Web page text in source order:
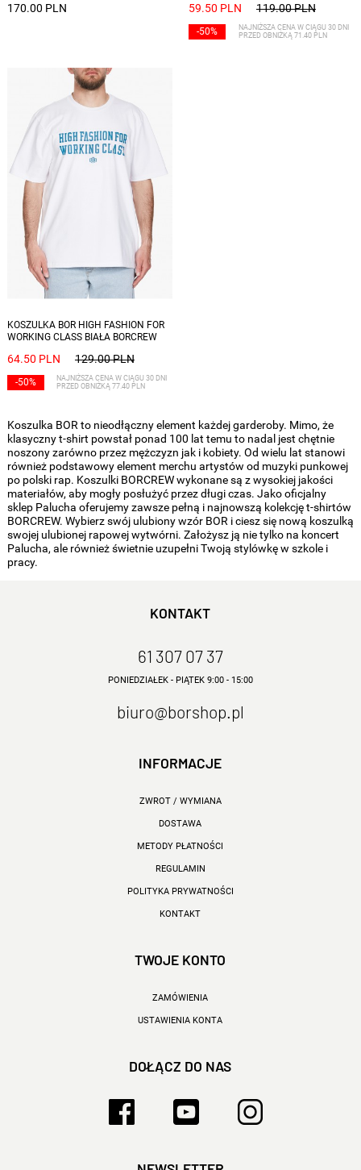
170.00 PLN 59.50 PLN 119.00 PLN
-50%
NAJNIŻSZA CENA W CIĄGU 30 DNI
PRZED OBNIŻKĄ 71.40 PLN
KOSZULKA BOR HIGH FASHION FOR
WORKING CLASS BIAŁA BORCREW
64.50 PLN 129.00 PLN
-50%
NAJNIŻSZA CENA W CIĄGU 30 DNI
PRZED OBNIŻKĄ 77.40 PLN
Koszulka BOR to nieodłączny element każdej garderoby. Mimo, że
klasyczny t-shirt powstał ponad 100 lat temu to nadal jest chętnie
noszony zarówno przez mężczyzn jak i kobiety. Od wielu lat stanowi
również podstawowy element merchu artystów od muzyki punkowej
po polski rap. Koszulki BORCREW wykonane są z wysokiej jakości
materiałów, aby mogły posłużyć przez długi czas. Jako oficjalny
sklep Palucha oferujemy zawsze pełną i najnowszą kolekcję t-shirtów
BORCREW. Wybierz swój ulubiony wzór BOR i ciesz się nową koszulką
swojej ulubionej rapowej wytwórni. Założysz ją nie tylko na koncert
Palucha, ale również świetnie uzupełni Twoją stylówkę w szkole i
pracy.
KONTAKT
61 307 07 37
PONIEDZIAŁEK - PIĄTEK 9:00 - 15:00
biuro@borshop.pl
INFORMACJE
ZWROT / WYMIANA
DOSTAWA
METODY PŁATNOŚCI
REGULAMIN
POLITYKA PRYWATNOŚCI
KONTAKT
TWOJE KONTO
ZAMÓWIENIA
USTAWIENIA KONTA
DOŁĄCZ DO NAS